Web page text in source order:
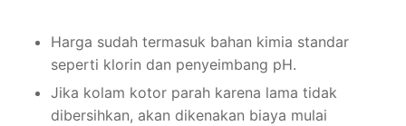
Harga sudah termasuk bahan kimia standar
seperti klorin dan penyeimbang pH.
Jika kolam kotor parah karena lama tidak
dibersihkan, akan dikenakan biaya mulai